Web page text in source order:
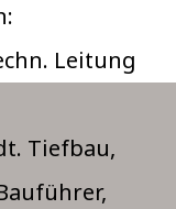
Leitung
Tiefbau,